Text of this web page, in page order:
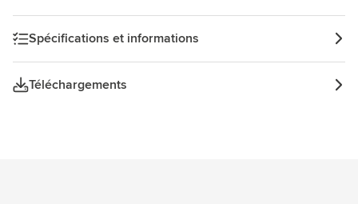
une pile AA Ni-MH 1,2 V. 600 mAh.
Spécifications et informations
Téléchargements